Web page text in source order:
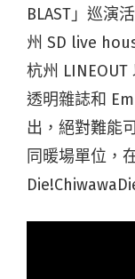
BLAST」巡演
州 SD live
杭州
透明雜誌和
出，絕對難能
同暖場單位，